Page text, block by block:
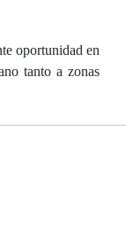
oportunidad en
tanto a zonas